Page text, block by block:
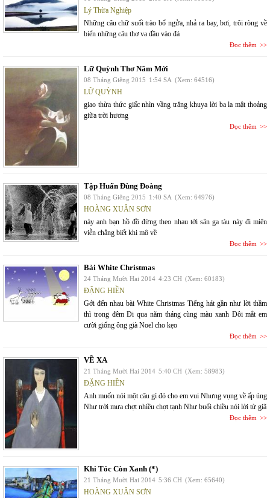
Lý Thừa Nghiệp
Những câu chữ suối trào bổ ngửa, nhả ra bay, bơi, trôi ròng về
biển những câu thơ va đầu vào đá
Đọc thêm
Lữ Quỳnh Thơ Năm Mới
08 Tháng Giêng 2015 1:54 SA (Xem: 64516)
LỮ QUỲNH
giao thừa thức giấc nhìn vầng trăng khuya lời ba la mật thoảng
giữa trời hương
Đọc thêm
Tập Huấn Đùng Đoàng
08 Tháng Giêng 2015 1:40 SA (Xem: 64976)
HOÀNG XUÂN SƠN
này anh bạn hồ đồ đừng theo nhau tới sân ga tàu này đi miên
viễn chẳng biết khi mô về
Đọc thêm
Bài White Christmas
24 Tháng Mười Hai 2014 4:23 CH (Xem: 60183)
ĐẶNG HIỀN
Gởi đến nhau bài White Christmas Tiếng hát gần như lời thầm
thì trong đêm Đi qua năm tháng cùng màu xanh Đôi mắt em
cười giống ông già Noel cho kẹo
Đọc thêm
VỀ XA
21 Tháng Mười Hai 2014 5:40 CH (Xem: 58983)
ĐẶNG HIỀN
Anh muốn nói một câu gì đó cho em vui Nhưng vụng về ấp úng
Như trời mưa chợt nhiều chợt tạnh Như buổi chiều nói lời từ giã
Đọc thêm
Khi Tóc Còn Xanh (*)
21 Tháng Mười Hai 2014 5:36 CH (Xem: 65640)
HOÀNG XUÂN SƠN